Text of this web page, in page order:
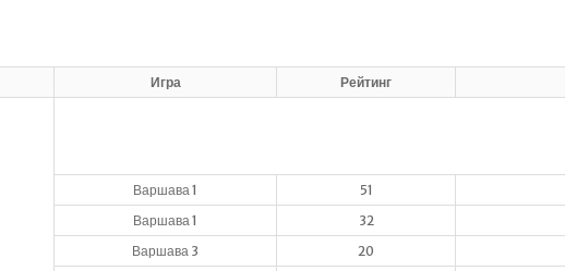
Игра Рейтинг
Варшава 1 51
Варшава 1 32
Варшава 3 20